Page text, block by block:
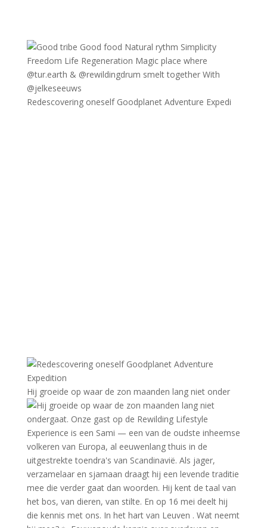
Redescovering oneself Goodplanet Adventure Expedi
Hij groeide op waar de zon maanden lang niet onder